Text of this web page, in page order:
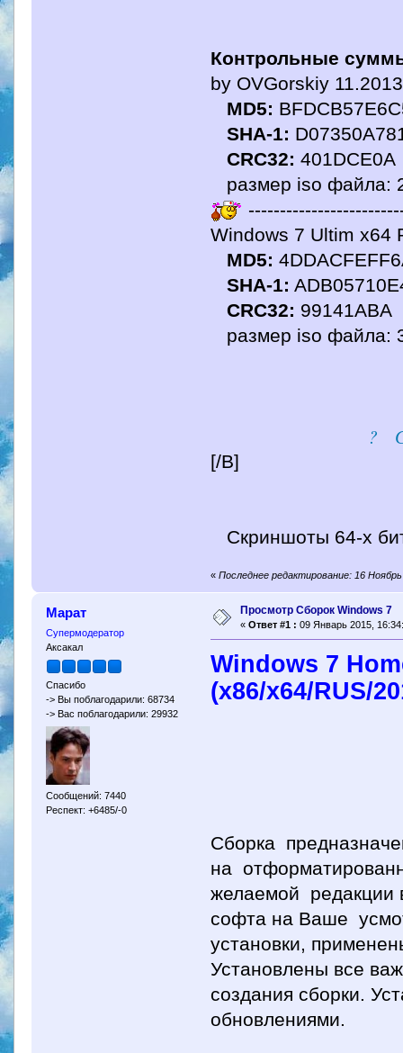
Контрольные
by OVGorskiy
MD5:
SHA-1:
CRC32: 401DCE0A
размер iso файла:
Windows 7 Ultim x64
MD5:
SHA-1:
CRC32: 99141ABA
размер iso файла:
?
[/B]
Скриншоты 64-х
«Последнее редактирование: 16
Марат
Супермодератор
Аксакал
Спасибо
-> Вы поблагодарили: 68734
-> Вас поблагодарили: 29932
Сообщений: 7440
Респект: +6485/-0
Просмотр Сборок Windows 7
« Ответ #1 : 09 Январь 2015,
Windows 7
(x86/x64/RUS/
Сборка
на
желаемой редакции
софта на Ваше
установки,
Установлены все
создания сборки.
обновлениями.